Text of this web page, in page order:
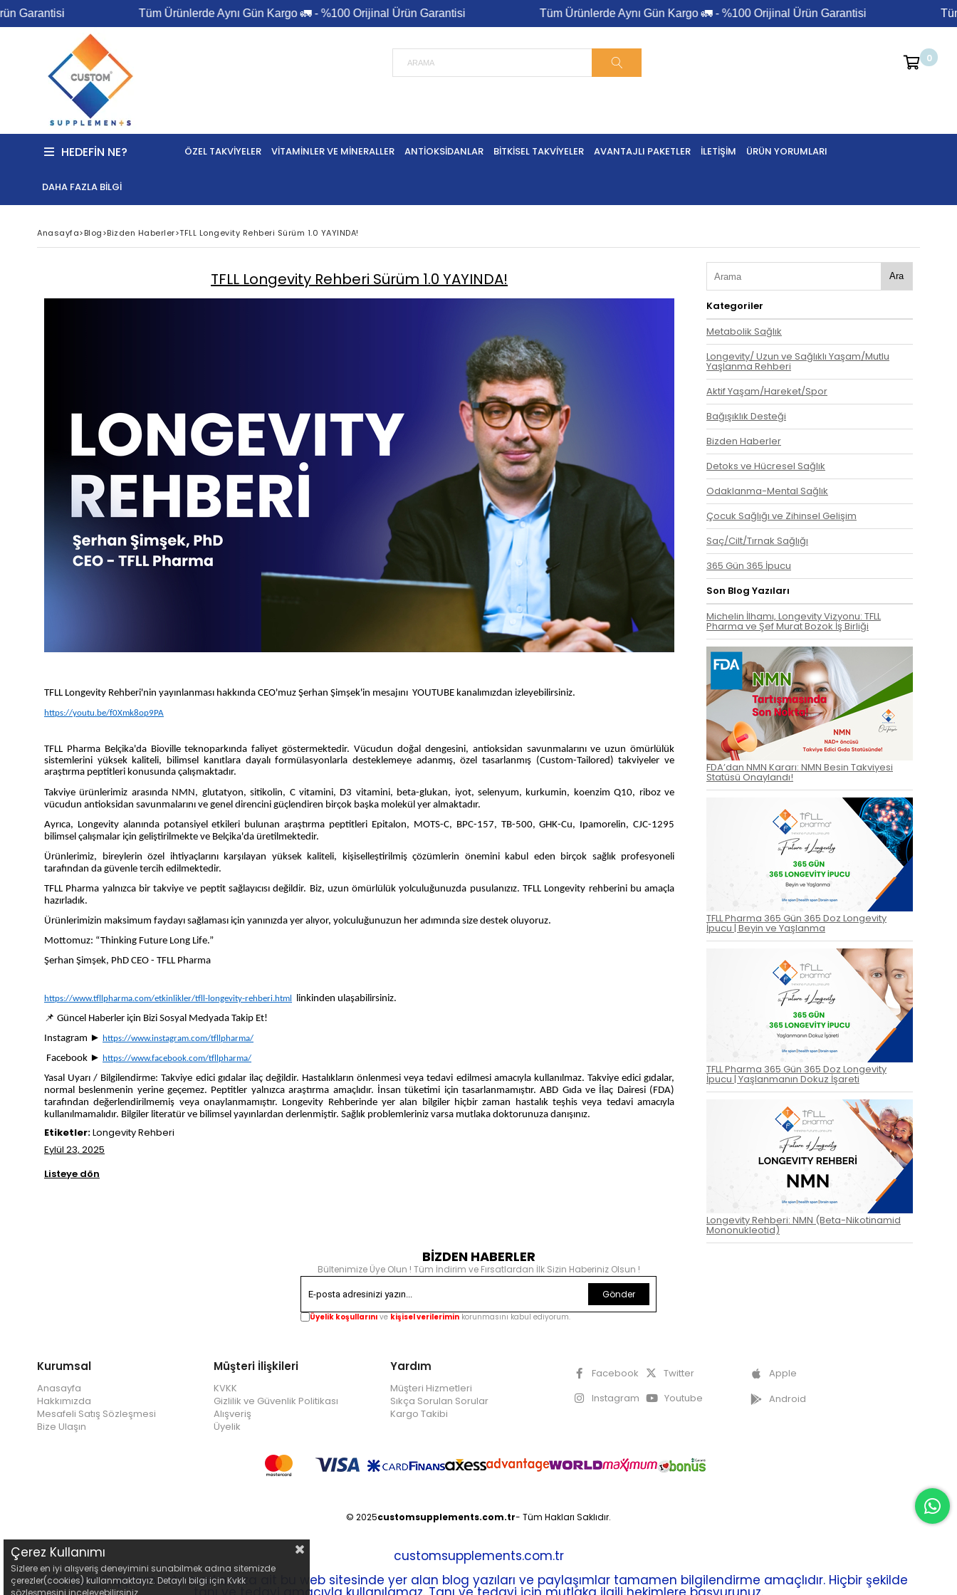
Tüm Ürünlerde Aynı Gün Kargo 🚛 - %100 Orijinal Ürün Garantisi Tüm Ürünlerde Aynı Gün Kargo 🚛 - %100 Orijinal Ürün Garantisi Tüm
0
HEDEFIN NE? ÖZEL TAKVIYELER VITAMINLER VE MINERALLER ANTIOKSIDANLAR BITKISEL TAKVIYELER AVANTAJLI PAKETLER İLETIŞIM ÜRÜN YORUMLARI
DAHA FAZLA BILGI
Anasayfa>Blog>Bizden Haberler>TFLL Longevity Rehberi Sürüm 1.0 YAYINDA!
TFLL Longevity Rehberi Sürüm 1.0 YAYINDA!
TFLL Longevity Rehberi'nin yayınlanması hakkında CEO'muz Şerhan Şimşek'in mesajını YOUTUBE kanalımızdan izleyebilirsiniz.
https://youtu.be/f0Xmk8op9PA
TFLL Pharma Belçika'da Bioville teknoparkında faliyet göstermektedir. Vücudun doğal dengesini, antioksidan savunmalarını ve uzun ömürlülük
sistemlerini yüksek kaliteli, bilimsel kanıtlara dayalı formülasyonlarla desteklemeye adanmış, özel tasarlanmış (Custom-Tailored) takviyeler ve
araştırma peptitleri konusunda çalışmaktadır.
Takviye ürünlerimiz arasında NMN, glutatyon, sitikolin, C vitamini, D3 vitamini, beta-glukan, iyot, selenyum, kurkumin, koenzim Q10, riboz ve
vücudun antioksidan savunmalarını ve genel direncini güçlendiren birçok başka molekül yer almaktadır.
Ayrıca, Longevity alanında potansiyel etkileri bulunan araştırma peptitleri Epitalon, MOTS-C, BPC-157, TB-500, GHK-Cu, Ipamorelin, CJC-1295
bilimsel çalışmalar için geliştirilmekte ve Belçika'da üretilmektedir.
Ürünlerimiz, bireylerin özel ihtiyaçlarını karşılayan yüksek kaliteli, kişiselleştirilmiş çözümlerin önemini kabul eden birçok sağlık profesyoneli
tarafından da güvenle tercih edilmektedir.
TFLL Pharma yalnızca bir takviye ve peptit sağlayıcısı değildir. Biz, uzun ömürlülük yolculuğunuzda pusulanızız. TFLL Longevity rehberini bu amaçla
hazırladık.
Ürünlerimizin maksimum faydayı sağlaması için yanınızda yer alıyor, yolculuğunuzun her adımında size destek oluyoruz.
Mottomuz: “Thinking Future Long Life.”
Şerhan Şimşek, PhD CEO - TFLL Pharma
https://www.tfllpharma.com/etkinlikler/tfll-longevity-rehberi.html linkinden ulaşabilirsiniz.
📌 Güncel Haberler için Bizi Sosyal Medyada Takip Et!
Instagram ► https://www.instagram.com/tfllpharma/
Facebook ► https://www.facebook.com/tfllpharma/
Yasal Uyarı / Bilgilendirme: Takviye edici gıdalar ilaç değildir. Hastalıkların önlenmesi veya tedavi edilmesi amacıyla kullanılmaz. Takviye edici gıdalar,
normal beslenmenin yerine geçemez. Peptitler yalnızca araştırma amaçlıdır. İnsan tüketimi için tasarlanmamıştır. ABD Gıda ve İlaç Dairesi (FDA)
tarafından değerlendirilmemiş veya onaylanmamıştır. Longevity Rehberinde yer alan bilgiler hiçbir zaman hastalık teşhis veya tedavi amacıyla
kullanılmamalıdır. Bilgiler literatür ve bilimsel yayınlardan derlenmiştir. Sağlık problemleriniz varsa mutlaka doktorunuza danışınız.
Etiketler:Longevity Rehberi
Eylül 23, 2025
Listeye dön
Ara
Kategoriler
Metabolik Sağlık
Longevity/ Uzun ve Sağlıklı Yaşam/Mutlu
Yaşlanma Rehberi
Aktif Yaşam/Hareket/Spor
Bağışıklık Desteği
Bizden Haberler
Detoks ve Hücresel Sağlık
Odaklanma-Mental Sağlık
Çocuk Sağlığı ve Zihinsel Gelişim
Saç/Cilt/Tırnak Sağlığı
365 Gün 365 İpucu
Son Blog Yazıları
Michelin İlhamı, Longevity Vizyonu: TFLL
Pharma ve Şef Murat Bozok İş Birliği
FDA’dan NMN Kararı: NMN Besin Takviyesi
Statüsü Onaylandı!
TFLL Pharma 365 Gün 365 Doz Longevity
İpucu | Beyin ve Yaşlanma
TFLL Pharma 365 Gün 365 Doz Longevity
İpucu | Yaşlanmanın Dokuz İşareti
Longevity Rehberi: NMN (Beta-Nikotinamid
Mononukleotid)
BİZDEN HABERLER
Bültenimize Üye Olun ! Tüm İndirim ve Fırsatlardan İlk Sizin Haberiniz Olsun !
Gönder
Üyelik koşullarını ve kişisel verilerimin korunmasını kabul ediyorum.
Kurumsal
Anasayfa
Hakkımızda
Mesafeli Satış Sözleşmesi
Bize Ulaşın
Müşteri İlişkileri
KVKK
Gizlilik ve Güvenlik Politikası
Alışveriş
Üyelik
Yardım
Müşteri Hizmetleri
Sıkça Sorulan Sorular
Kargo Takibi
Facebook
Twitter
Instagram
Youtube
Apple
Android
© 2025customsupplements.com.tr- Tüm Hakları Saklıdır.
customsupplements.com.tr
Custom Supplements markamıza ait bu web sitesinde yer alan blog yazıları ve paylaşımlar tamamen bilgilendirme amaçlıdır. Hiçbir şekilde
Çerez Kullanımı
Sizlere en iyi alışveriş deneyimini sunabilmek adına sitemizde
çerezler(cookies) kullanmaktayız. Detaylı bilgi için Kvkk
sözleşmesini inceleyebilirsiniz.